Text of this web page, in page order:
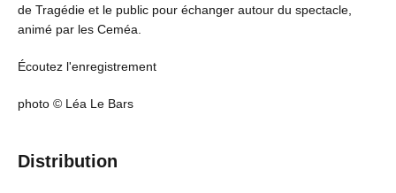
de Tragédie et le public pour échanger autour du spectacle,
animé par les Ceméa.
Écoutez l'enregistrement
photo © Léa Le Bars
Distribution